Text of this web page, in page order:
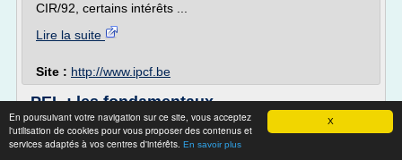
X
En poursuivant votre navigation sur ce site, vous acceptez
l'utilisation de cookies pour vous proposer des contenus et
services adaptés à vos centres d'intérêts. En savoir plus
CIR/92, certains intérêts ...
Lire la suite
Site : http://www.ipcf.be
PEL : les fondamentaux
PEL : les fondamentaux
Descriptif long